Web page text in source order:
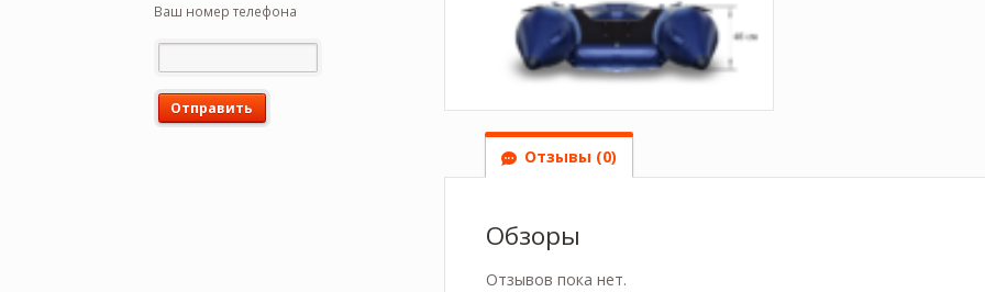
Отзывы (0)
Обзоры
Отзывов пока нет.
Ваш номер телефона